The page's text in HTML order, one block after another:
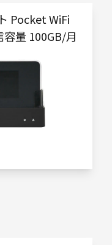
Pocket WiFi
量 100GB/月